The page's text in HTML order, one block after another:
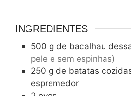
INGREDIENTES
500 g de bacalhau
pele e sem espinhas)
250 g de batatas
espremedor